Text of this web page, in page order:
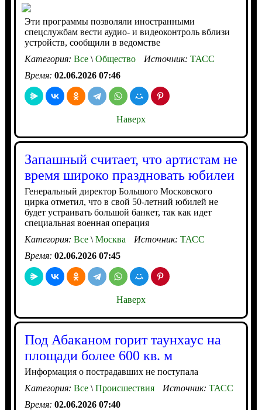
Эти программы позволяли иностранными
спецслужбам вести аудио- и видеоконтроль вблизи
устройств, сообщили в ведомстве
Категория: Все\Общество Источник: ТАСС
Время: 02.06.2026 07:46
Наверх
Запашный считает, что артистам не
время широко праздновать юбилеи
Генеральный директор Большого Московского
цирка отметил, что в свой 50-летний юбилей не
будет устраивать большой банкет, так как идет
специальная военная операция
Категория: Все\Москва Источник: ТАСС
Время: 02.06.2026 07:45
Наверх
Под Абаканом горит таунхаус на
площади более 600 кв. м
Информация о пострадавших не поступала
Категория: Все\Происшествия Источник: ТАСС
Время: 02.06.2026 07:40